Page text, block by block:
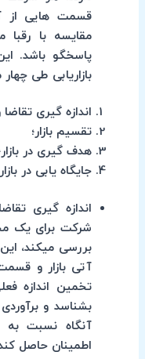
قسمت هایی از
مقایسه با رقبا
پاسخگو باشد.
بازاریابی طی
اندازه گیری
تقسیم بازار؛
هدف گیری در
جایگاه یابی در
اندازه گیری
شرکت برای یک
بررسی میکند،
آتی بازار و
تخمین اندازه
بشناسد و
آنگاه نسبت به
اطمینان حاصل